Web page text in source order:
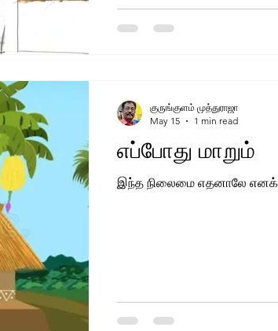
எப்போது மாறும்
இந்த
குருங்குளம் முத்துராஜா
May 15
1 min read